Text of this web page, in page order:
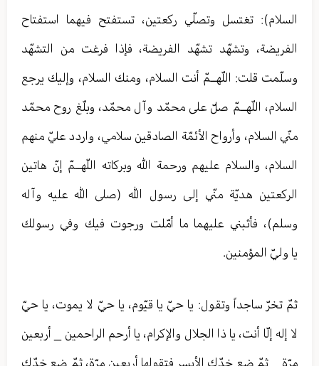
السلام): تغتسل وتصلّي ركعتين، تستفتح فيهما استفتاح
الفريضة، وتشهّد تشهّد الفريضة، فإذا فرغت من التشهّد
وسلّمت قلت: اللّهــمّ أنت السلام، ومنك السلام، وإليك يرجع
السلام، اللّهــمّ صلّ على محمّد وآل محمّد، وبلّغ روح محمّد
منّي السلام، وأرواح الأئمّة الصادقين سلامي، واردد عليّ منهم
السلام، والسلام عليهم ورحمة الله وبركاته اللّهــمّ إنّ هاتين
الركعتين هديّة منّي إلى رسول الله (صلى الله عليه وآله
وسلم)، فأثبني عليهما ما أمّلت ورجوت فيك وفي رسولك
يا وليّ المؤمنين.
ثمّ تخرّ ساجداً وتقول: يا حيّ يا قيّوم، يا حيّ لا يموت، يا حيّ
لا إله إلّا أنت، يا ذا الجلال والإكرام، يا أرحم الراحمين _ أربعين
مرّة _ ثمّ ضع خدّك الأيسر فتقولها أربعين مرّة، ثمّ ضع خدّك